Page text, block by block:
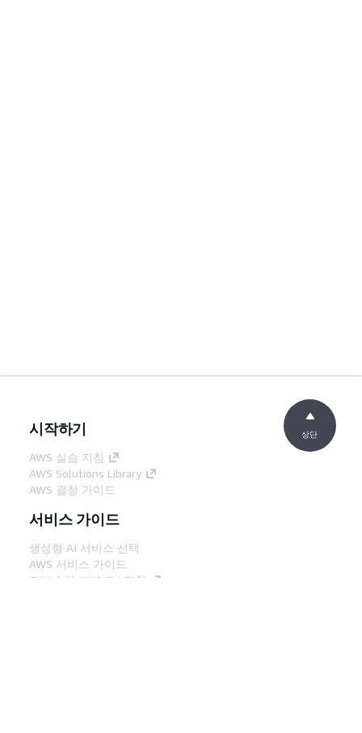
시작하기
AWS 실습 지침
AWS Solutions Library
AWS 결정 가이드
서비스 가이드
생성형 AI 서비스 선택
AWS 서비스 가이드
GitHub의 AWS CLI 지침
상단